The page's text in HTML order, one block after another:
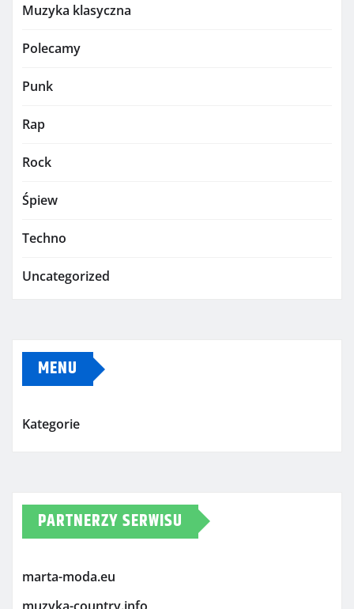
Muzyka klasyczna
Polecamy
Punk
Rap
Rock
Śpiew
Techno
Uncategorized
MENU
Kategorie
PARTNERZY SERWISU
marta-moda.eu